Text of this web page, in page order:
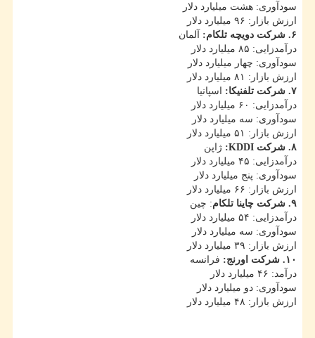
سودآوری: هشت میلیارد دلار
ارزش بازار: ۹۶ میلیارد دلار
۶. شركت دویچه تلكام:
آلمان
درآمدزایی: ۸۵ میلیارد دلار
سودآوری: چهار میلیارد دلار
ارزش بازار: ۸۱ میلیارد دلار
۷. شركت تلفنیكا:
اسپانیا
درآمدزایی: ۶۰ میلیارد دلار
سودآوری: سه میلیارد دلار
ارزش بازار: ۵۱ میلیارد دلار
۸. شركت KDDI:
ژاپن
درآمدزایی: ۴۵ میلیارد دلار
سودآوری: پنج میلیارد دلار
ارزش بازار: ۶۶ میلیارد دلار
۹. شركت چاینا تلكام
: چین
درآمدزایی: ۵۴ میلیارد دلار
سودآوری: سه میلیارد دلار
ارزش بازار: ۳۹ میلیارد دلار
۱۰. شركت اورنج:
فرانسه
درآمد: ۴۶ میلیارد دلار
سودآوری: دو میلیارد دلار
ارزش بازار: ۴۸ میلیارد دلار